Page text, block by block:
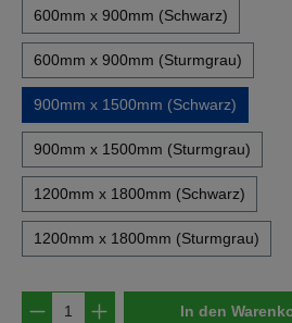
600mm x 900mm (Schwarz)
600mm x 900mm (Sturmgrau)
900mm x 1500mm (Schwarz)
900mm x 1500mm (Sturmgrau)
1200mm x 1800mm (Schwarz)
1200mm x 1800mm (Sturmgrau)
Produkt Anzahl: Gib
In den